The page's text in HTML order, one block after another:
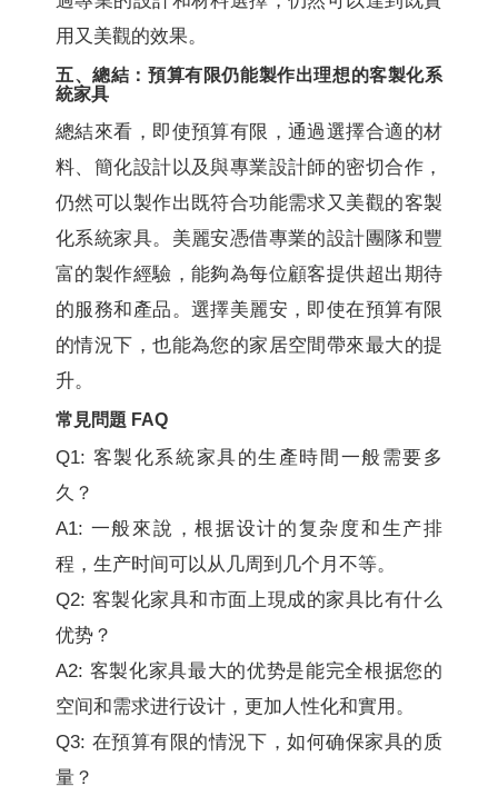
用又美觀的效果。
五、總結：預算有限仍能製作出理想的客製化系
統家具
總結來看，即使預算有限，通過選擇合適的材
料、簡化設計以及與專業設計師的密切合作，
仍然可以製作出既符合功能需求又美觀的客製
化系統家具。美麗安憑借專業的設計團隊和豐
富的製作經驗，能夠為每位顧客提供超出期待
的服務和產品。選擇美麗安，即使在預算有限
的情況下，也能為您的家居空間帶來最大的提
升。
常見問題 FAQ
Q1: 客製化系統家具的生產時間一般需要多
久？
A1: 一般來說，根据设计的复杂度和生产排
程，生产时间可以从几周到几个月不等。
Q2: 客製化家具和市面上現成的家具比有什么
优势？
A2: 客製化家具最大的优势是能完全根据您的
空间和需求进行设计，更加人性化和實用。
Q3: 在預算有限的情況下，如何确保家具的质
量？